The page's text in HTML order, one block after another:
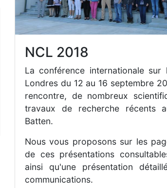
NCL 2018
La conférence internationale
Londres du 12 au 16 septembre
rencontre, de nombreux
travaux de recherche récents
Batten.
Nous vous proposons sur les
de ces présentations
ainsi qu'une présentation
communications.